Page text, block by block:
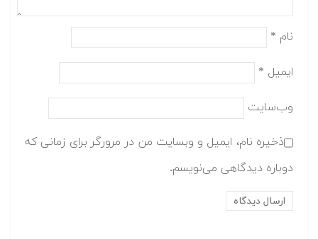
نام *
ایمیل *
وب‌سایت
ذخیره نام، ایمیل و وبسایت من در مرورگر برای زمانی که
دوباره دیدگاهی می‌نویسم.